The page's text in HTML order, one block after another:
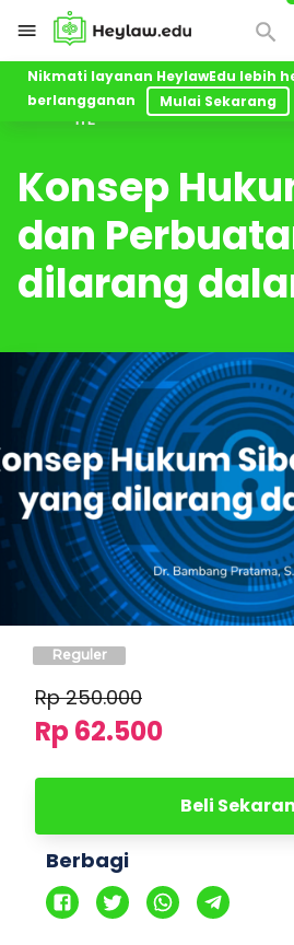
Nikmati layanan HeylawEdu lebih
berlangganan
Mulai Sekarang
Kelas
Konsep Hukum Siber dan
ITE
Konsep
dan
dilarang
Reguler
Rp250.000
Rp 62.500
Beli
Berbagi